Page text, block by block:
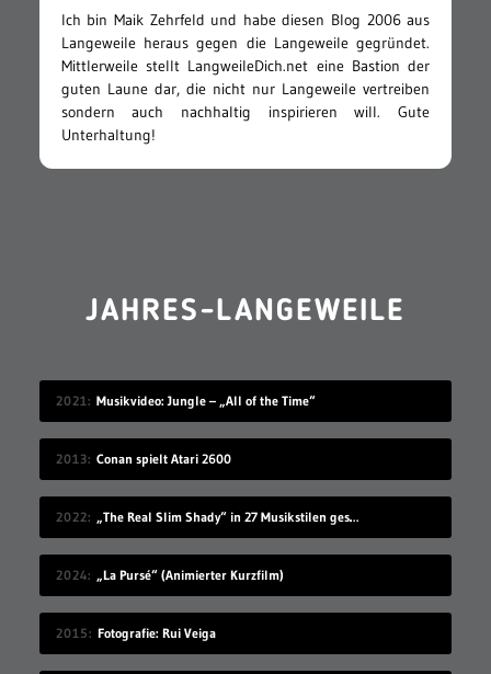
Ich bin Maik Zehrfeld und habe diesen Blog 2006 aus
Langeweile heraus gegen die Langeweile gegründet.
Mittlerweile stellt LangweileDich.net eine Bastion der
guten Laune dar, die nicht nur Langeweile vertreiben
sondern auch nachhaltig inspirieren will. Gute
Unterhaltung!
JAHRES-LANGEWEILE
2021 Musikvideo: Jungle – „All of the Time“
2013 Conan spielt Atari 2600
2022 „The Real Slim Shady“ in 27 Musikstilen gesungen
2024 „La Pursé“ (Animierter Kurzfilm)
2015 Fotografie: Rui Veiga